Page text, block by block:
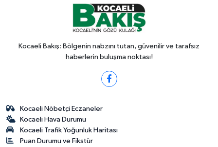
Kocaeli Bakış: Bölgenin nabzını tutan, güvenilir ve tarafsız
haberlerin buluşma noktası!
Kocaeli Nöbetçi Eczaneler
Kocaeli Hava Durumu
Kocaeli Trafik Yoğunluk Haritası
Puan Durumu ve Fikstür